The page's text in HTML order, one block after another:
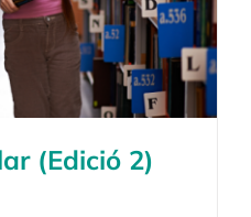
(Edició 2)